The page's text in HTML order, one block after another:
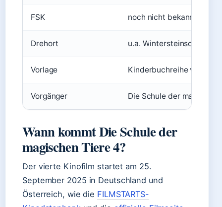
FSK noch nicht bekannt
Drehort u.a. Wintersteinschule
Vorlage Kinderbuchreihe von
Vorgänger Die Schule der
Wann kommt Die Schule der
magischen Tiere 4?
Der vierte Kinofilm startet am 25.
September 2025 in Deutschland und
Österreich, wie die FILMSTARTS-